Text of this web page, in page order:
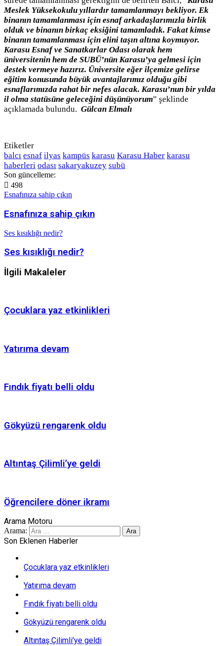
Meslek Yüksekokulu yıllardır tamamlanmayı bekliyor. Ek
binanın tamamlanması için esnaf arkadaşlarımızla birlik
olduk ve binanın birkaç eksiğini tamamladık. Fakat kimse
binanın tamamlanması için elini taşın altına koymuyor.
Karasu Esnaf ve Sanatkarlar Odası olarak hem
üniversitenin hem de SUBÜ’nün Karasu’ya gelmesi için
destek vermeye hazırız. Üniversite eğer ilçemize gelirse
eğitim konusunda büyük avantajlarımız olduğu gibi
esnaflarımızda rahat bir nefes alacak. Karasu’nun bir yılda
il olma statüsüne geleceğini düşünüyorum” şeklinde
açıklamada bulundu. Gülcan Elmalı
Etiketler
balcı esnaf ilyas kampüs karasu Karasu Haber karasu
haberleri odası sakaryakuzey subü
Son güncelleme:
498
Esnafınıza sahip çıkın
Esnafınıza sahip çıkın
Ses kısıklığı nedir?
Ses kısıklığı nedir?
İlgili Makaleler
Çocuklara yaz etkinlikleri
Yatırıma devam
Fındık fiyatı belli oldu
Gökyüzü rengarenk oldu
Altıntaş Çilimli’ye geldi
Öğrencilere döner ikramı
Arama Motoru
Arama:
Son Eklenen Haberler
Çocuklara yaz etkinlikleri
Yatırıma devam
Fındık fiyatı belli oldu
Gökyüzü rengarenk oldu
Altıntaş Çilimli’ye geldi